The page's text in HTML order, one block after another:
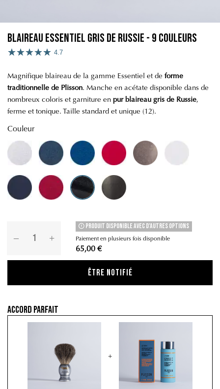
Blaireau Essentiel Gris de Russie - 9 Couleurs
4.7
Magnifique blaireau de la gamme Essentiel et de forme
traditionnelle de Plisson. Manche en acétate disponible dans de
nombreux coloris et garniture en pur blaireau gris de Russie,
ferme et tonique. Taille standard et unique (12).
Couleur
Gris Arctique Gris Nacré Bleu Nuit Rouge Ferrari Marron Nacré
Bleu Ardoise Rouge Nacré Gris Anthracite Noir
Produit disponible avec d'autres options
Paiement en plusieurs fois disponible
65,00 €
ÊTRE NOTIFIÉ
Accord parfait
+